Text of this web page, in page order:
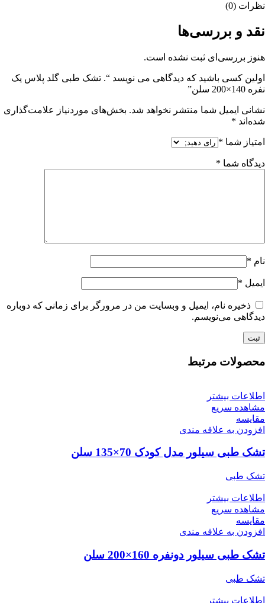
نظرات (0)
نقد و بررسی‌ها
هنوز بررسی‌ای ثبت نشده است.
اولین کسی باشید که دیدگاهی می نویسد “. تشک طبی گلد پلاس یک
نفره 140×200 سلن”
نشانی ایمیل شما منتشر نخواهد شد. بخش‌های موردنیاز علامت‌گذاری
شده‌اند *
امتیاز شما *
دیدگاه شما *
نام *
ایمیل *
ذخیره نام، ایمیل و وبسایت من در مرورگر برای زمانی که دوباره
دیدگاهی می‌نویسم.
محصولات مرتبط
اطلاعات بیشتر
مشاهده سریع
مقایسه
افزودن به علاقه مندی
تشک طبی سیلور مدل کودک 70×135 سلن
تشک طبی
اطلاعات بیشتر
مشاهده سریع
مقایسه
افزودن به علاقه مندی
تشک طبی سیلور دو‌نفره 160×200 سلن
تشک طبی
اطلاعات بیشتر